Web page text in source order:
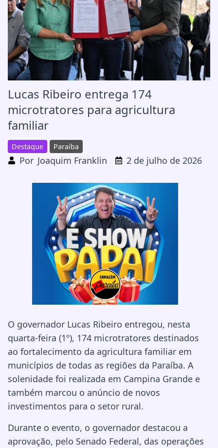
Lucas Ribeiro entrega 174
microtratores para agricultura
familiar
Destaque Paraíba
Por Joaquim Franklin 2 de julho de 2026
O governador Lucas Ribeiro entregou, nesta
quarta-feira (1º), 174 microtratores destinados
ao fortalecimento da agricultura familiar em
municípios de todas as regiões da Paraíba. A
solenidade foi realizada em Campina Grande e
também marcou o anúncio de novos
investimentos para o setor rural.
Durante o evento, o governador destacou a
aprovação, pelo Senado Federal, das operações